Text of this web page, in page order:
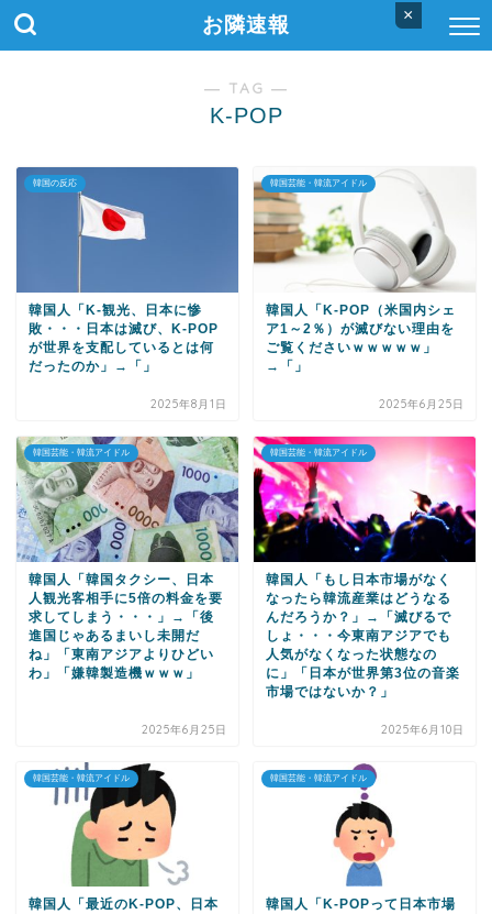
×
お隣速報
― TAG ―
K-POP
韓国の反応
韓国人「K-観光、日本に惨
敗・・・日本は滅び、K-POP
が世界を支配しているとは何
だったのか」→「」
2025年8月1日
韓国芸能・韓流アイドル
韓国人「K-POP（米国内シェ
ア1～2％）が滅びない理由を
ご覧くださいｗｗｗｗｗ」
→「」
2025年6月25日
韓国芸能・韓流アイドル
韓国人「韓国タクシー、日本
人観光客相手に5倍の料金を要
求してしまう・・・」→「後
進国じゃあるまいし未開だ
ね」「東南アジアよりひどい
わ」「嫌韓製造機ｗｗｗ」
2025年6月25日
韓国芸能・韓流アイドル
韓国人「もし日本市場がなく
なったら韓流産業はどうなる
んだろうか？」→「滅びるで
しょ・・・今東南アジアでも
人気がなくなった状態なの
に」「日本が世界第3位の音楽
市場ではないか？」
2025年6月10日
韓国芸能・韓流アイドル
韓国人「最近のK-POP、日本
韓国芸能・韓流アイドル
韓国人「K-POPって日本市場